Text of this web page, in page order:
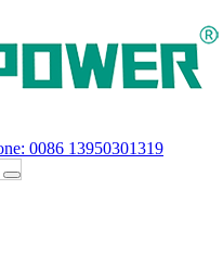
0086 13950301319